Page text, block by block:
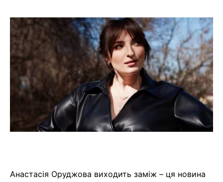
Анастасія Оруджова виходить заміж – ця новина